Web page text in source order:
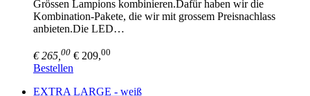
Grössen Lampions kombinieren.Dafür haben wir die
Kombination-Pakete, die wir mit grossem Preisnachlass
anbieten.Die LED…
€ 265, 00 € 209,00
Bestellen
EXTRA LARGE - weiß